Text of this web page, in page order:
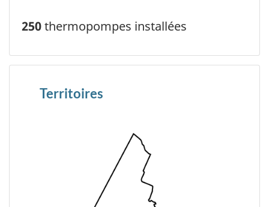
250thermopompes installées
Territoires